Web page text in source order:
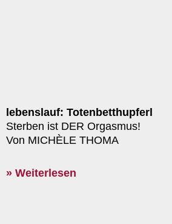
lebenslauf: Totenbetthupferl
Sterben ist DER Orgasmus!
Von MICHÈLE THOMA
» Weiterlesen